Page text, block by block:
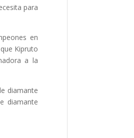
para
en
Kipruto
a la
diamante
diamante